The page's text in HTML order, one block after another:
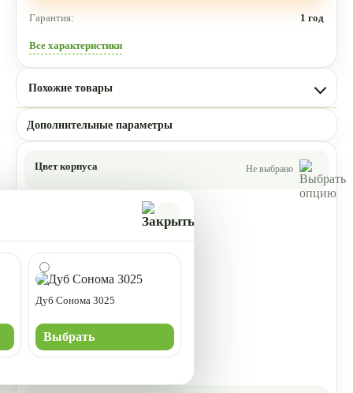
Гарантия: 1 год
Все характеристики
Похожие товары
Дополнительные параметры
Цвет корпуса Не выбрано
Дуб Сонома 3025
Выбрать